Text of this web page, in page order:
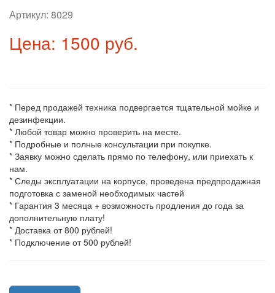
Артикул: 8029
Цена: 1500 руб.
* Перед продажей техника подвергается тщательной мойке и
дезинфекции.
* Любой товар можно проверить на месте.
* Подробные и полные консультации при покупке.
* Заявку можно сделать прямо по телефону, или приехать к
нам.
* Следы эксплуатации на корпусе, проведена предпродажная
подготовка с заменой необходимых частей
* Гарантия 3 месяца + возможность продления до года за
дополнительную плату!
* Доставка от 800 рублей!
* Подключение от 500 рублей!